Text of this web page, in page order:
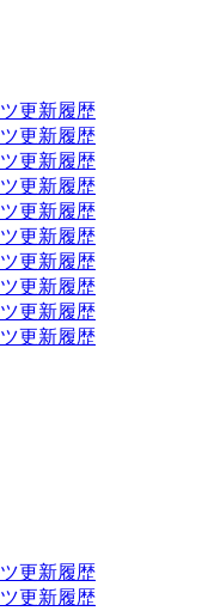
更新履歴
更新履歴
更新履歴
更新履歴
更新履歴
更新履歴
更新履歴
更新履歴
更新履歴
更新履歴
更新履歴
更新履歴